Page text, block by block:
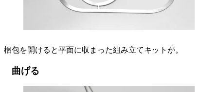
梱包を開けると平面に収まった組み立てキットが。
曲げる